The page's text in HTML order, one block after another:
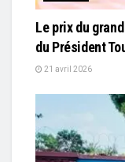
Le prix du
du Président
21 avril 2026